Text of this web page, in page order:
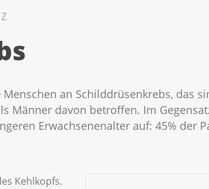
an Schilddrüsenkrebs, das
Männer davon betroffen. Im
Erwachsenenalter auf: 45% der
Kehlkopfs.